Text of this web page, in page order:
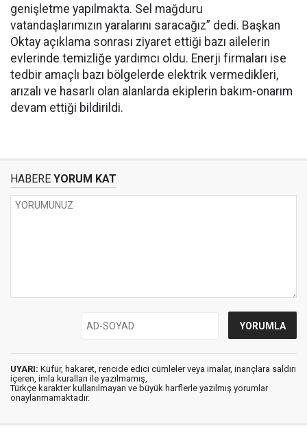
genişletme yapılmakta. Sel mağduru
vatandaşlarımızın yaralarını saracağız” dedi. Başkan
Oktay açıklama sonrası ziyaret ettiği bazı ailelerin
evlerinde temizliğe yardımcı oldu. Enerji firmaları ise
tedbir amaçlı bazı bölgelerde elektrik vermedikleri,
arızalı ve hasarlı olan alanlarda ekiplerin bakım-onarım
devam ettiği bildirildi.
HABERE YORUM KAT
UYARI: Küfür, hakaret, rencide edici cümleler veya imalar, inançlara saldırı
içeren, imla kuralları ile yazılmamış,
Türkçe karakter kullanılmayan ve büyük harflerle yazılmış yorumlar
onaylanmamaktadır.